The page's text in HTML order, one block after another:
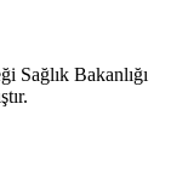
Sağlık Bakanlığı